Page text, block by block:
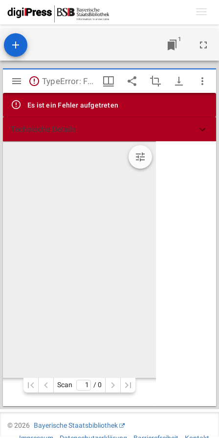
1
Mirador
Viewer
TypeError: Failed to fetch
Es ist ein Fehler aufgetreten
Technische Details
Scan / 0
©2026
Bayerische Staatsbibliothek